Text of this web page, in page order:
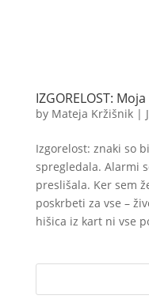
IZGORELOST:
by Mateja Kržišnik|
Izgorelost: znaki so
spregledala. Alarmi
preslišala. Ker sem
poskrbeti za vse –
hišica iz kart ni vse